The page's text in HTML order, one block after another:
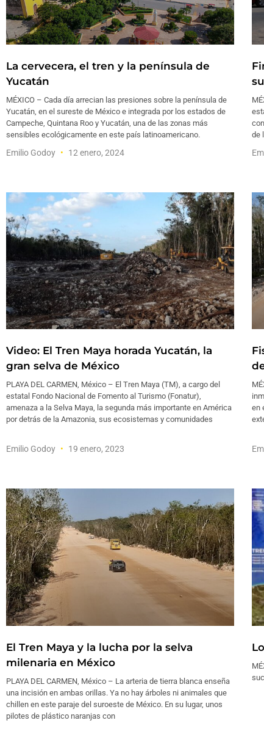
La cervecera, el tren y la península de
Yucatán
MÉXICO – Cada día arrecian las presiones sobre la península de
Yucatán, en el sureste de México e integrada por los estados de
Campeche, Quintana Roo y Yucatán, una de las zonas más
sensibles ecológicamente en este país latinoamericano.
Emilio Godoy 12 enero, 2024
de
Video: El Tren Maya horada Yucatán, la
gran selva de México
PLAYA DEL CARMEN, México – El Tren Maya (TM), a cargo del
estatal Fondo Nacional de Fomento al Turismo (Fonatur),
amenaza a la Selva Maya, la segunda más importante en América
por detrás de la Amazonia, sus ecosistemas y comunidades
Emilio Godoy 19 enero, 2023
en
El Tren Maya y la lucha por la selva
milenaria en México
PLAYA DEL CARMEN, México – La arteria de tierra blanca enseña
una incisión en ambas orillas. Ya no hay árboles ni animales que
chillen en este paraje del suroeste de México. En su lugar, unos
pilotes de plástico naranjas con